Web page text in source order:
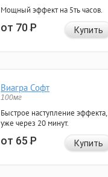
Мощный эффект на 5ть часов.
от 70Р Купить
Виагра Софт
100мг
Быстрое наступление эффекта,
уже через 20 минут.
от 65Р Купить